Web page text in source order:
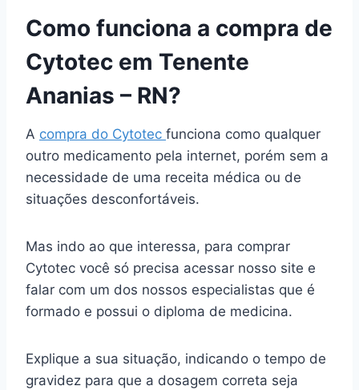
Como funciona a compra de
Cytotec em Tenente
Ananias – RN?
A compra do Cytotec funciona como qualquer
outro medicamento pela internet, porém sem a
necessidade de uma receita médica ou de
situações desconfortáveis.
Mas indo ao que interessa, para comprar
Cytotec você só precisa acessar nosso site e
falar com um dos nossos especialistas que é
formado e possui o diploma de medicina.
Explique a sua situação, indicando o tempo de
gravidez para que a dosagem correta seja